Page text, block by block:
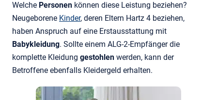
Welche Personen können diese Leistung beziehen?
Neugeborene Kinder, deren Eltern Hartz 4 beziehen,
haben Anspruch auf eine Erstausstattung mit
Babykleidung. Sollte einem ALG-2-Empfänger die
komplette Kleidung gestohlen werden, kann der
Betroffene ebenfalls Kleidergeld erhalten.